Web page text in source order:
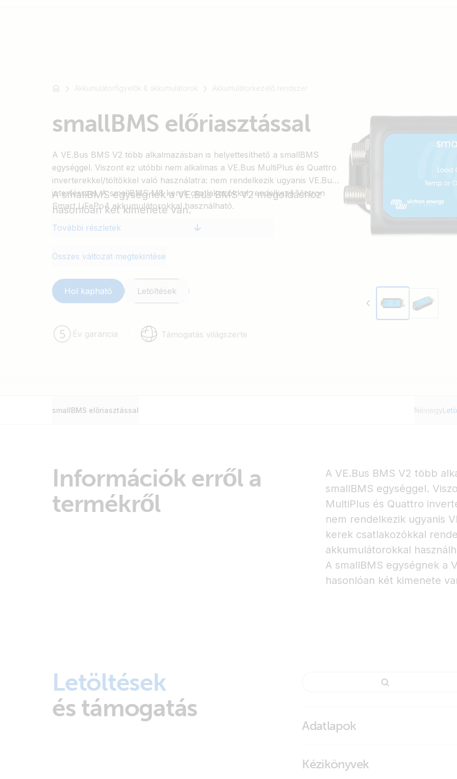
Akkumulátorfigyelők & akkumulátorok Akkumulátorkezelő rendszer
smallBMS előriasztással
A VE.Bus BMS V2 több alkalmazásban is helyettesíthető a smallBMS
egységgel. Viszont ez utóbbi nem alkalmas a VE.Bus MultiPlus és Quattro
inverterekkel/töltőkkel való használatra: nem rendelkezik ugyanis VE.Bus
interfésszel. A smallBMS M8 kerek csatlakozókkal rendelkező Victron
Smart LiFePo4 akkumulátorokkal használható.
A smallBMS egységnek a VE.Bus BMS V2 megoldáshoz
hasonlóan két kimenete van.
További részletek
Összes változat megtekintése
Hol kapható Letöltések
Év garancia Támogatás világszerte
smallBMS előriasztással Névjegy
Információk erről a
termékről
A VE.Bus BMS V2 több
smallBMS egységgel.
MultiPlus és Quattro
nem rendelkezik ugyanis
kerek csatlakozókkal
akkumulátorokkal
A smallBMS egységnek a
hasonlóan két kimenete
Letöltések
és támogatás
Adatlapok
smallBMS with pre-alarm
Kézikönyvek